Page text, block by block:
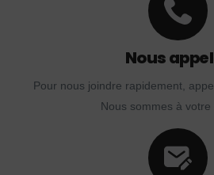
Nous
Pour nous joindre rapidement,
Nous sommes à votre